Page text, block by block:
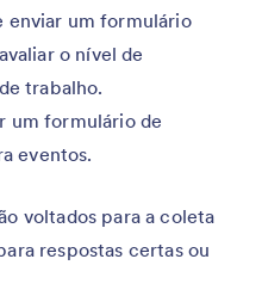
enviar um formulário
o nível de
trabalho.
um formulário de
eventos.
voltados para a coleta
respostas certas ou